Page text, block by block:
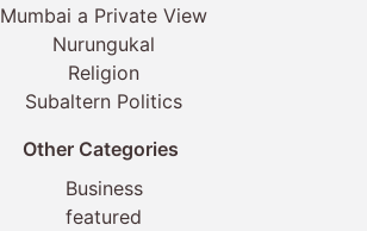
Mumbai a Private View
Nurungukal
Religion
Subaltern Politics
Other Categories
Business
featured